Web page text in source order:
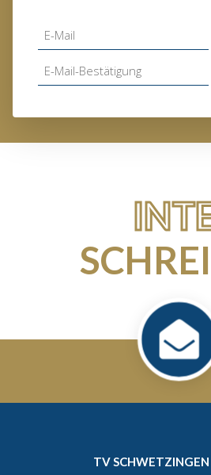
TV SCHWETZINGEN